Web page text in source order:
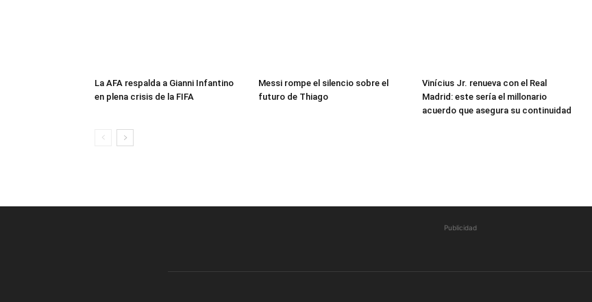
La AFA respalda a Gianni Infantino
en plena crisis de la FIFA
Messi rompe el silencio sobre el
futuro de Thiago
Vinícius Jr. renueva con el Real
Madrid: este sería el millonario
acuerdo que asegura su continuidad
Publicidad